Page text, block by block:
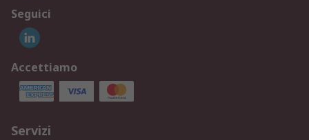
Seguici
Accettiamo
Servizi